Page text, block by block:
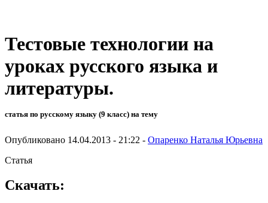
Тестовые технологии на
уроках русского языка и
литературы.
статья по русскому языку (9 класс) на тему
Опубликовано 14.04.2013 - 21:22 - Опаренко Наталья Юрьевна
Статья
Скачать: